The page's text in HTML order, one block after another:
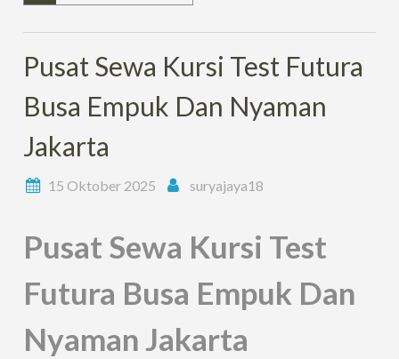
Pusat Sewa Kursi Test Futura
Busa Empuk Dan Nyaman
Jakarta
15 Oktober 2025 suryajaya18
Pusat Sewa Kursi Test
Futura Busa Empuk Dan
Nyaman Jakarta